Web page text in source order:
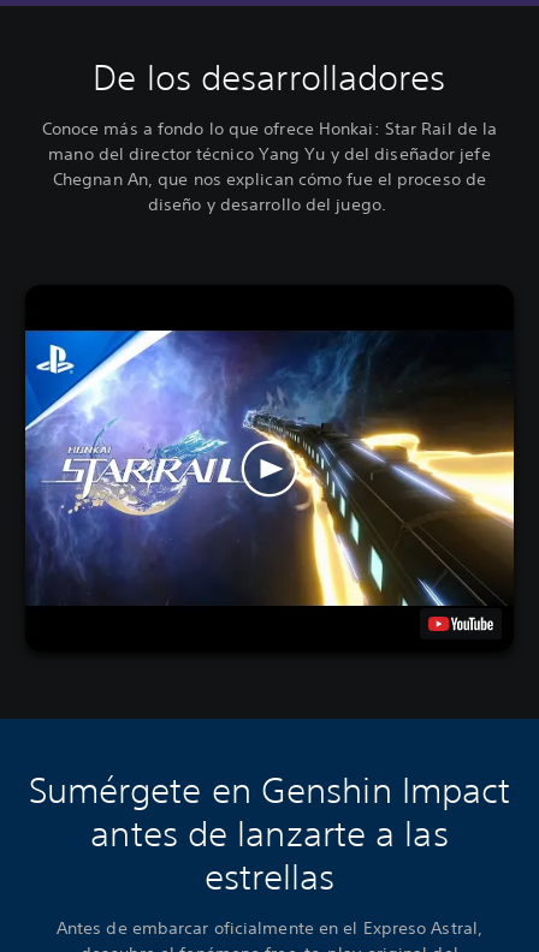
De los desarrolladores
Conoce más a fondo lo que ofrece Honkai: Star Rail de la
mano del director técnico Yang Yu y del diseñador jefe
Chegnan An, que nos explican cómo fue el proceso de
diseño y desarrollo del juego.
Sumérgete en Genshin Impact
antes de lanzarte a las
estrellas
Antes de embarcar oficialmente en el Expreso Astral,